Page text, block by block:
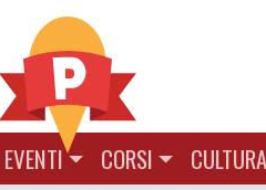
EVENTI CORSI CULTURA